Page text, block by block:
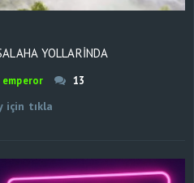
YOLLARINDA
emperor 13
için tıkla